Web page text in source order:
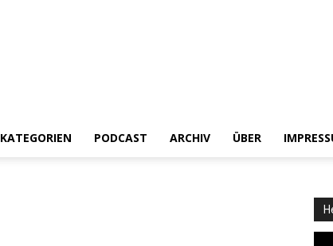
KATEGORIEN PODCAST ARCHIV ÜBER